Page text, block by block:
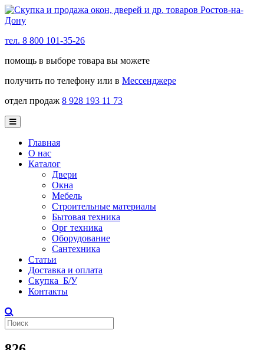
тел. 8 800 101-35-26
помощь в выборе товара вы можете
получить по телефону или в Мессенджере
отдел продаж 8 928 193 11 73
Главная
О нас
Каталог
Двери
Окна
Мебель
Строительные материалы
Бытовая техника
Орг техника
Оборудование
Сантехника
Статьи
Доставка и оплата
Скупка Б/У
Контакты